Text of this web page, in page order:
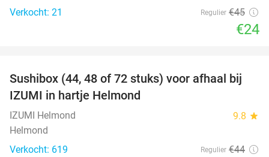
Verkocht: 21
Regulier €45
€24
45%
Sushibox (44, 48 of 72 stuks) voor afhaal bij
IZUMI in hartje Helmond
IZUMI Helmond 9.8 star
Helmond
Verkocht: 619
Regulier €44